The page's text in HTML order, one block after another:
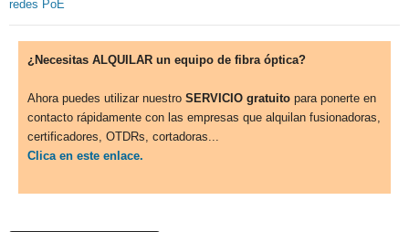
¿Necesitas ALQUILAR un equipo de fibra óptica?
Ahora puedes utilizar nuestro SERVICIO gratuito para ponerte en
contacto rápidamente con las empresas que alquilan fusionadoras,
certificadores, OTDRs, cortadoras...
Clica en este enlace.